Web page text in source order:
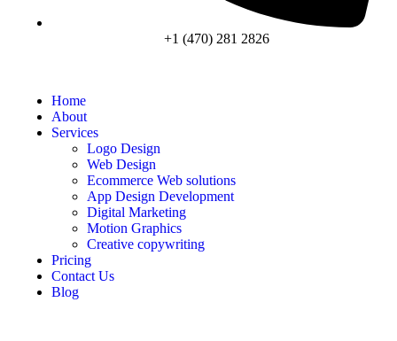
+1 (470) 281 2826
Home
About
Services
Logo Design
Web Design
Ecommerce Web solutions
App Design Development
Digital Marketing
Motion Graphics
Creative copywriting
Pricing
Contact Us
Blog